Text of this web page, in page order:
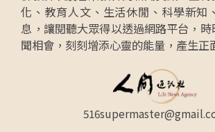
化、教育人文、生活休閒、科學新知
息，讓閱聽大眾得以透過網路平台，
聞相會，刻刻增添心靈的能量，產生正